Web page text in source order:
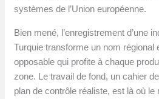
systèmes de l’Union européenne.
Bien mené, l’enregistrement d’une
Turquie transforme un nom régional
opposable qui profite à chaque
zone. Le travail de fond, un cahier
plan de contrôle réaliste, est là où le